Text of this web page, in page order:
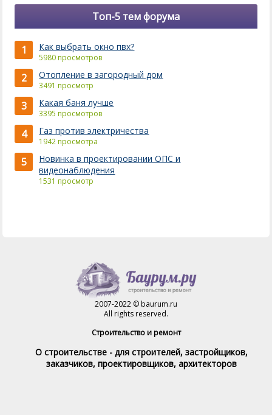
Топ-5 тем форума
1 Как выбрать окно пвх?
5980 просмотров
2 Отопление в загородный дом
3491 просмотр
3 Какая баня лучше
3395 просмотров
4 Газ против электричества
1942 просмотра
5
Новинка в проектировании ОПС и
видеонаблюдения
1531 просмотр
2007-2022 © baurum.ru
All rights reserved.
Строительство и ремонт
О строительстве - для строителей, застройщиков,
заказчиков, проектировщиков, архитекторов